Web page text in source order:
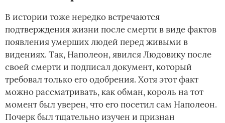
В истории тоже нередко встречаются
подтверждения жизни после смерти в виде фактов
появления умерших людей перед живыми в
видениях. Так, Наполеон, явился Людовику после
своей смерти и подписал документ, который
требовал только его одобрения. Хотя этот факт
можно рассматривать, как обман, король на тот
момент был уверен, что его посетил сам Наполеон.
Почерк был тщательно изучен и признан